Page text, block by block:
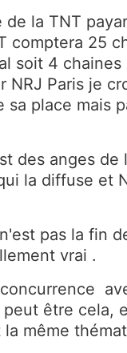
de la TNT
comptera 25
soit 4 chaines
NRJ Paris je
sa place mais
des anges de
la diffuse et
pas la fin
vrai .
être cela,
même